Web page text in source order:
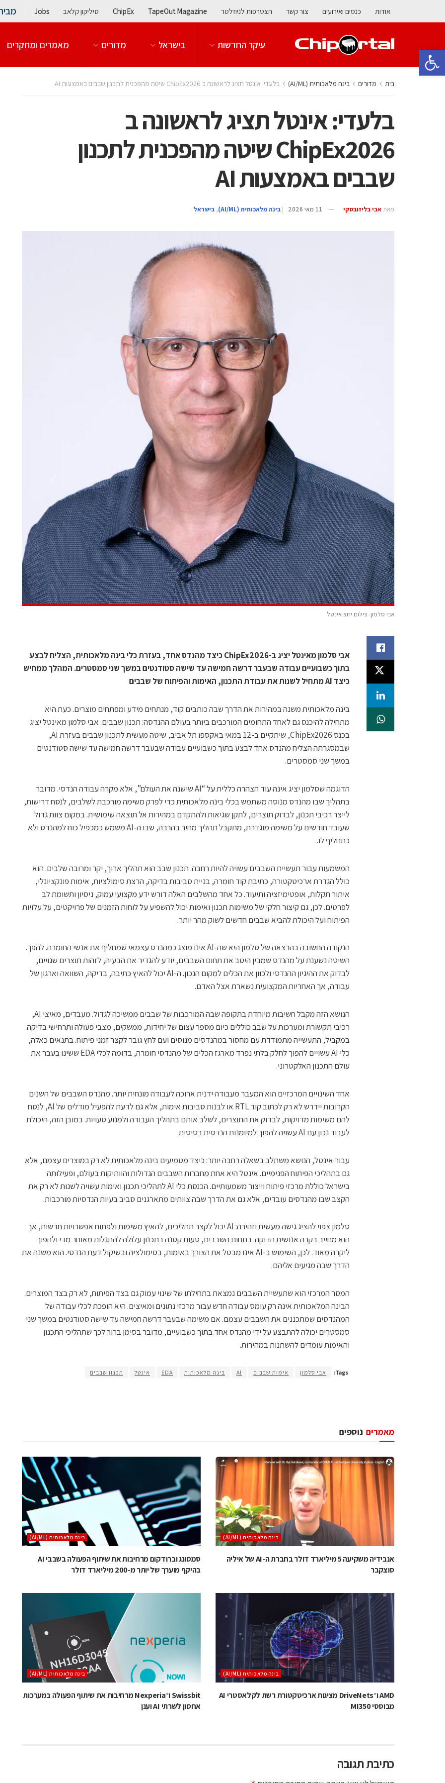
פתח סרגל נגישות
אודות כנסים ואירועים צור קשר הצטרפות לניוזלטר TapeOut Magazine
ChipEx סיליקון קלאב Jobs
עיקר החדשות בישראל מדורים מאמרים ומחקרים
בית מדורים בינה מלאכותית (AI/ML) בלעדי: אינטל תציג לראשונה ב ChipEx2026 שיטה מהפכנית לתכנון שבבים באמצעות AI
בלעדי: אינטל תציג לראשונה ב
ChipEx2026 שיטה מהפכנית לתכנון
שבבים באמצעות AI
מאת אבי בליזובסקי 11 מאי 2026 | בינה מלאכותית (AI/ML) , בישראל
אבי סלמון. צילום יחצ אינטל
אבי סלמון מאינטל יציג ב-ChipEx2026 כיצד מהנדס אחד, בעזרת כלי בינה מלאכותית, הצליח לבצע
בתוך כשבועיים עבודה שבעבר דרשה חמישה עד שישה סטודנטים במשך שני סמסטרים. המהלך ממחיש
כיצד AI מתחיל לשנות את עבודת התכנון, האימות והפיתוח של שבבים
בינה מלאכותית משנה במהירות את הדרך שבה כותבים קוד, מנתחים מידע ומפתחים מוצרים. כעת היא
מתחילה להיכנס גם לאחד התחומים המורכבים ביותר בעולם ההנדסה: תכנון שבבים. אבי סלמון מאינטל יציג
בכנס ChipEx2026, שיתקיים ב-12 במאי באקספו תל אביב, שיטה מעשית לתכנון שבבים בעזרת AI,
שבמסגרתה הצליח מהנדס אחד לבצע בתוך כשבועיים עבודה שבעבר דרשה חמישה עד שישה סטודנטים
במשך שני סמסטרים.
הדוגמה שסלמון יציג אינה עוד הצהרה כללית על “AI שישנה את העולם”, אלא מקרה עבודה הנדסי. מדובר
בתהליך שבו מהנדס מנוסה משתמש בכלי בינה מלאכותית כדי לפרק משימה מורכבת לשלבים, לנסח דרישות,
לייצר רכיבי תכנון, לבדוק תוצרים, לתקן שגיאות ולהתקדם במהירות אל תוצאה שימושית. במקום צוות גדול
שעובד חודשים על משימה מוגדרת, מתקבל תהליך מהיר בהרבה, שבו ה-AI משמש כמכפיל כוח למהנדס ולא
כתחליף לו.
המשמעות עבור תעשיית השבבים עשויה להיות רחבה. תכנון שבב הוא תהליך ארוך, יקר ומרובה שלבים. הוא
כולל הגדרת ארכיטקטורה, כתיבת קוד חומרה, בניית סביבות בדיקה, הרצת סימולציות, אימות פונקציונלי,
איתור תקלות, אופטימיזציה ותיעוד. כל אחד מהשלבים האלה דורש ידע מקצועי עמוק, ניסיון ותשומת לב
לפרטים. לכן, גם קיצור חלקי של משימות תכנון ואימות יכול להשפיע על לוחות הזמנים של פרויקטים, על עלויות
הפיתוח ועל היכולת להביא שבבים חדשים לשוק מהר יותר.
הנקודה החשובה בהרצאה של סלמון היא שה-AI אינו מוצג כמהנדס עצמאי שמחליף את אנשי החומרה. להפך.
השיטה נשענת על מהנדס שמבין היטב את תחום השבבים, יודע להגדיר את הבעיה, לזהות תוצרים שגויים,
לבדוק את ההיגיון ההנדסי ולכוון את הכלים למקום הנכון. ה-AI יכול להאיץ כתיבה, בדיקה, השוואה וארגון של
עבודה, אך האחריות המקצועית נשארת אצל האדם.
הנושא הזה מקבל חשיבות מיוחדת בתקופה שבה המורכבות של שבבים ממשיכה לגדול. מעבדים, מאיצי AI,
רכיבי תקשורת ומערכות על שבב כוללים כיום מספר עצום של יחידות, ממשקים, מצבי פעולה ותרחישי בדיקה.
במקביל, התעשייה מתמודדת עם מחסור במהנדסים מנוסים ועם לחץ גובר לקצר זמני פיתוח. בתנאים כאלה,
כלי AI עשויים להפוך לחלק בלתי נפרד מארגז הכלים של מהנדסי חומרה, בדומה לכלי EDA ששינו בעבר את
עולם התכנון האלקטרוני.
אחד השינויים המרכזיים הוא המעבר מעבודה ידנית ארוכה לעבודה מונחית יותר. מהנדס השבבים של השנים
הקרובות יידרש לא רק לכתוב קוד RTL או לבנות סביבות אימות, אלא גם לדעת להפעיל מודלים של AI, לנסח
להם משימות מדויקות, לבדוק את התוצרים, לשלב אותם בתהליך העבודה ולמנוע טעויות. במובן הזה, היכולת
לעבוד נכון עם AI עשויה להפוך למיומנות הנדסית בסיסית.
עבור אינטל, הנושא משתלב בשאלה רחבה יותר: כיצד מטמיעים בינה מלאכותית לא רק במוצרים עצמם, אלא
גם בתהליכי הפיתוח הפנימיים. אינטל היא אחת מחברות השבבים הגדולות והוותיקות בעולם, ופעילותה
בישראל כוללת מרכזי פיתוח וייצור משמעותיים. הכנסת כלי AI לתהליכי תכנון ואימות עשויה לשנות לא רק את
הקצב שבו מהנדסים עובדים, אלא גם את הדרך שבה צוותים מתארגנים סביב בעיות הנדסיות מורכבות.
סלמון צפוי להציג גישה מעשית וזהירה: AI יכול לקצר תהליכים, להאיץ משימות ולפתוח אפשרויות חדשות, אך
הוא מחייב בקרה אנושית הדוקה. בתחום השבבים, טעות קטנה בתכנון עלולה להתגלות מאוחר מדי ולהפוך
ליקרה מאוד. לכן, השימוש ב-AI אינו מבטל את הצורך באימות, בסימולציה ובשיקול דעת הנדסי. הוא משנה את
הדרך שבה מגיעים אליהם.
המסר המרכזי הוא שתעשיית השבבים נמצאת בתחילתו של שינוי עמוק גם בצד הפיתוח, לא רק בצד המוצרים.
הבינה המלאכותית אינה רק עומס עבודה חדש עבור מרכזי נתונים ומאיצים. היא הופכת לכלי עבודה של
המהנדסים שמתכננים את השבבים עצמם. אם משימה שבעבר דרשה חמישה עד שישה סטודנטים במשך שני
סמסטרים יכולה להתבצע על ידי מהנדס אחד בתוך כשבועיים, מדובר בסימן ברור לכך שתהליכי התכנון
והאימות עומדים להשתנות במהירות.
Tags: אבי סלמון אימות שבבים AI בינה מלאכותית EDA אינטל תכנון שבבים
נוספים מאמרים
בינה מלאכותית (AI/ML)
אנבידיה משקיעה 5 מיליארד דולר בחברת ה-AI של איליה
סוצקבר
בינה מלאכותית (AI/ML)
סמסונג וברודקום מרחיבות את שיתוף הפעולה בשבבי AI
בהיקף מוערך של יותר מ-200 מיליארד דולר
בינה מלאכותית (AI/ML)
AMD ו־DriveNets מציגות ארכיטקטורת רשת לקלאסטרי AI
מבוססי MI350
בינה מלאכותית (AI/ML)
Swissbit ו־Nexperia מרחיבות את שיתוף הפעולה במערכות
אחסון לשרתי AI וענן
כתיבת תגובה